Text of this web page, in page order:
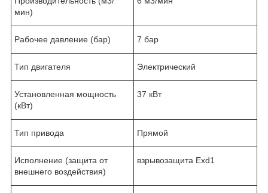
мин)
Рабочее давление (бар) 7 бар
Тип двигателя Электрический
Установленная мощность
(кВт)
37 кВт
Тип привода Прямой
Исполнение (защита от
внешнего воздействия)
взрывозащита Exd1